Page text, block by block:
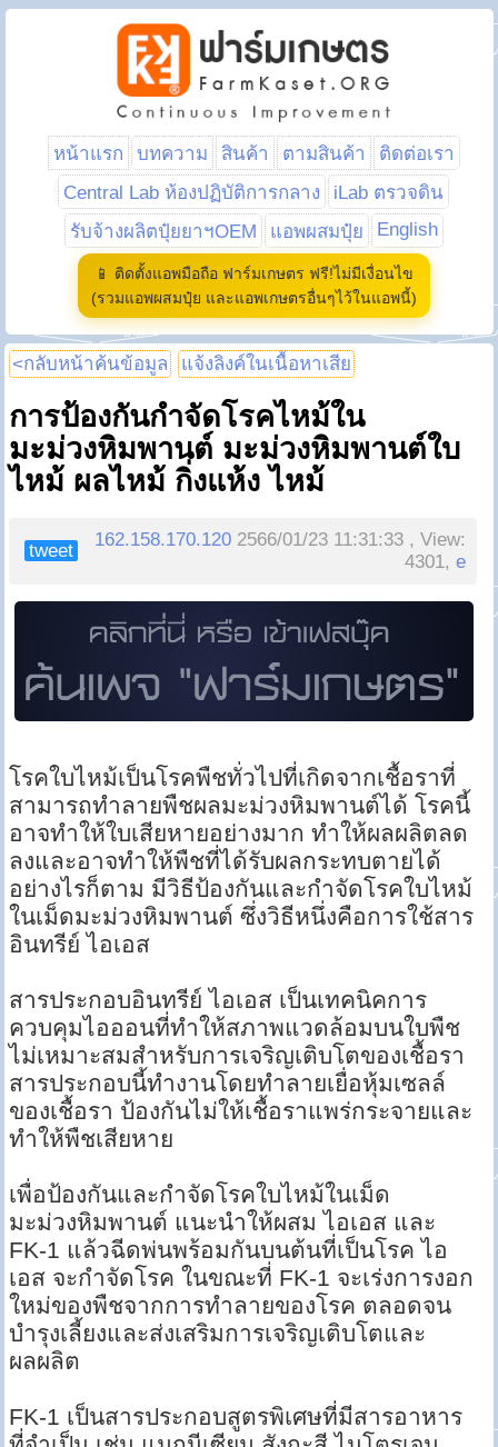
หน้าแรก บทความ สินค้า ตามสินค้า
ติดต่อเรา
Central Lab ห้องปฏิบัติการกลาง
iLab ตรวจดิน
รับจ้างผลิตปุ๋ยยาฯOEM
แอพผสมปุ๋ย English
📱 ติดตั้งแอพมือถือ ฟาร์มเกษตร ฟรี!ไม่มีเงื่อนไข
(รวมแอพผสมปุ๋ย และแอพเกษตรอื่นๆไว้ในแอพนี้)
<กลับหน้าค้นข้อมูล แจ้งลิงค์ในเนื้อหาเสีย
การป้องกันกำจัดโรคไหม้ใน
มะม่วงหิมพานต์ มะม่วงหิมพานต์ใบ
ไหม้ ผลไหม้ กิ่งแห้ง ไหม้
tweet
162.158.170.120 2566/01/23 11:31:33 , View:
4301,e
โรคใบไหม้เป็นโรคพืชทั่วไปที่เกิดจากเชื้อราที่
สามารถทำลายพืชผลมะม่วงหิมพานต์ได้ โรคนี้
อาจทำให้ใบเสียหายอย่างมาก ทำให้ผลผลิตลด
ลงและอาจทำให้พืชที่ได้รับผลกระทบตายได้
อย่างไรก็ตาม มีวิธีป้องกันและกำจัดโรคใบไหม้
ในเม็ดมะม่วงหิมพานต์ ซึ่งวิธีหนึ่งคือการใช้สาร
อินทรีย์ ไอเอส
สารประกอบอินทรีย์ ไอเอส เป็นเทคนิคการ
ควบคุมไอออนที่ทำให้สภาพแวดล้อมบนใบพืช
ไม่เหมาะสมสำหรับการเจริญเติบโตของเชื้อรา
สารประกอบนี้ทำงานโดยทำลายเยื่อหุ้มเซลล์
ของเชื้อรา ป้องกันไม่ให้เชื้อราแพร่กระจายและ
ทำให้พืชเสียหาย
เพื่อป้องกันและกำจัดโรคใบไหม้ในเม็ด
มะม่วงหิมพานต์ แนะนำให้ผสม ไอเอส และ
FK-1 แล้วฉีดพ่นพร้อมกันบนต้นที่เป็นโรค ไอ
เอส จะกำจัดโรค ในขณะที่ FK-1 จะเร่งการงอก
ใหม่ของพืชจากการทำลายของโรค ตลอดจน
บำรุงเลี้ยงและส่งเสริมการเจริญเติบโตและ
ผลผลิต
FK-1 เป็นสารประกอบสูตรพิเศษที่มีสารอาหาร